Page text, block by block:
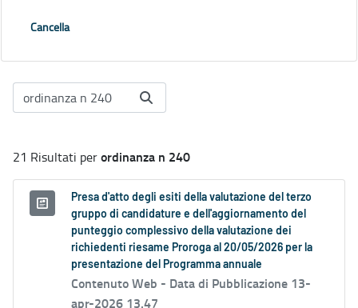
Cancella
21 Risultati perordinanza n 240
Presa d'atto degli esiti della valutazione del terzo
gruppo di candidature e dell'aggiornamento del
punteggio complessivo della valutazione dei
richiedenti riesame Proroga al 20/05/2026 per la
presentazione del Programma annuale
Contenuto Web - Data di Pubblicazione 13-
apr-2026 13.47